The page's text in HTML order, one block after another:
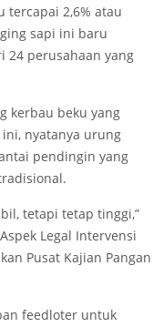
tercapai 2,6% atau
sapi ini baru
24 perusahaan yang
kerbau beku yang
nyatanya urung
pendingin yang
tetapi tetap tinggi,”
Legal Intervensi
Pusat Kajian Pangan
feedloter untuk